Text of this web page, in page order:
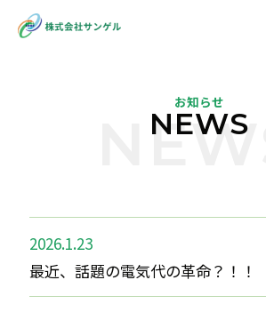
COMPANY
省エネ機器販売・施工
WORKS
施工実績
お知らせ
NEWS
NEWS
2026.1.23
最近、話題の電気代の革命？！！